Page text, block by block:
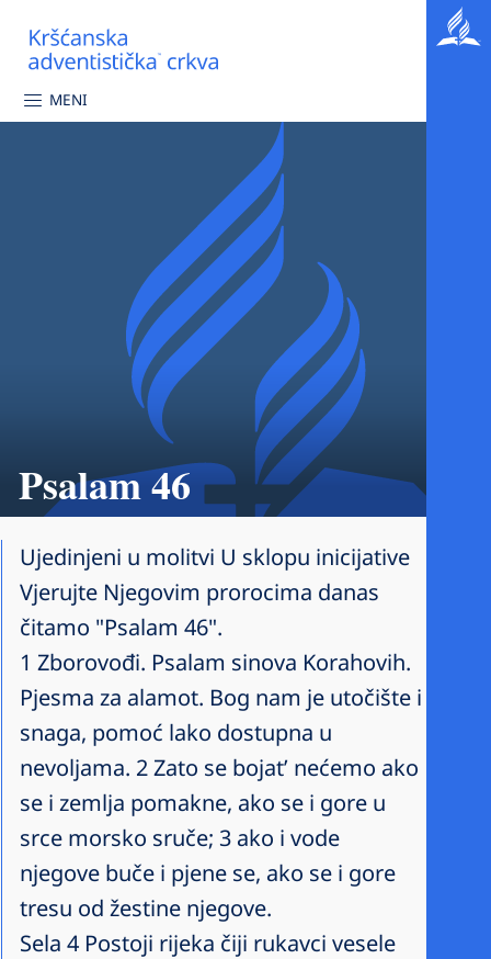
MENI
Psalam 46
Ujedinjeni u molitvi U sklopu inicijative
Vjerujte Njegovim prorocima danas
čitamo "Psalam 46".
1 Zborovođi. Psalam sinova Korahovih.
Pjesma za alamot. Bog nam je utočište i
snaga, pomoć lako dostupna u
nevoljama. 2 Zato se bojat’ nećemo ako
se i zemlja pomakne, ako se i gore u
srce morsko sruče; 3 ako i vode
njegove buče i pjene se, ako se i gore
tresu od žestine njegove.
Sela 4 Postoji rijeka čiji rukavci vesele